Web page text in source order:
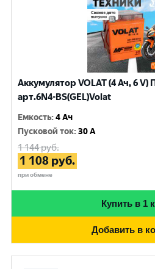
Аккумулятор VOLAT (4 Ач, 6 V)
арт.6N4-BS(GEL)Volat
Емкость:4 Ач
Пусковой ток:30 A
1 144руб.
1 108 руб.
при обмене
Купить в 1
Добавить в